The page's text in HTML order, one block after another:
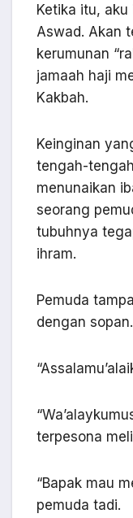
Ketika itu,
Aswad. Akan
kerumunan
jamaah haji
Kakbah.
Keinginan
tengah-
menunaikan
seorang
tubuhnya
ihram.
Pemuda
dengan sopan.
terpesona
“Bapak mau
pemuda tadi.